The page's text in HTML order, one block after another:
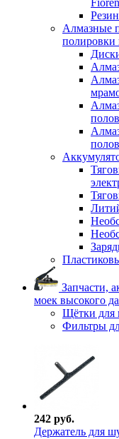
Алмазные
полировки
полов
полов
Запчасти,
моек высокого
Щётки для
Фильтры
242 руб.
Держатель для